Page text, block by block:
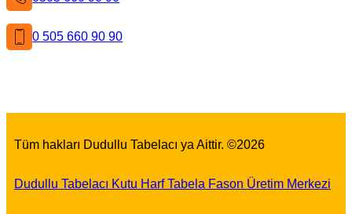
0 505 660 90 90
Tüm hakları Dudullu Tabelacı ya Aittir. ©2026
Dudullu Tabelacı Kutu Harf Tabela Fason Üretim Merkezi